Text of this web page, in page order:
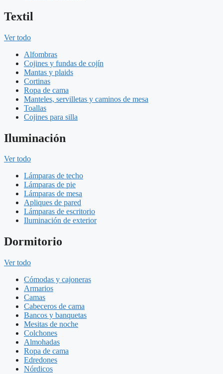
Textil
Ver todo
Alfombras
Cojines y fundas de cojín
Mantas y plaids
Cortinas
Ropa de cama
Manteles, servilletas y caminos de mesa
Toallas
Cojines para silla
Iluminación
Ver todo
Lámparas de techo
Lámparas de pie
Lámparas de mesa
Apliques de pared
Lámparas de escritorio
Iluminación de exterior
Dormitorio
Ver todo
Cómodas y cajoneras
Armarios
Camas
Cabeceros de cama
Bancos y banquetas
Mesitas de noche
Colchones
Almohadas
Ropa de cama
Edredones
Nórdicos